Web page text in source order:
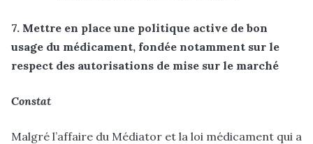
7. Mettre en place une politique active de bon
usage du médicament, fondée notamment sur le
respect des autorisations de mise sur le marché
Constat
Malgré l’affaire du Médiator et la loi médicament qui a